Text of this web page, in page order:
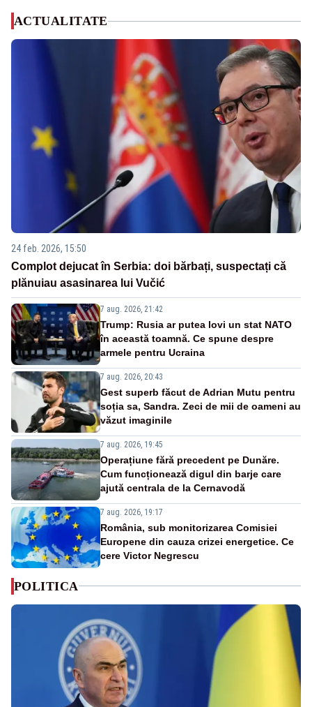
ACTUALITATE
24 feb. 2026, 15:50
Complot dejucat în Serbia: doi bărbați, suspectați că
plănuiau asasinarea lui Vučić
7 aug. 2026, 21:42
Trump: Rusia ar putea lovi un stat NATO
în această toamnă. Ce spune despre
armele pentru Ucraina
7 aug. 2026, 20:43
Gest superb făcut de Adrian Mutu pentru
soția sa, Sandra. Zeci de mii de oameni au
văzut imaginile
7 aug. 2026, 19:45
Operațiune fără precedent pe Dunăre.
Cum funcționează digul din barje care
ajută centrala de la Cernavodă
7 aug. 2026, 19:17
România, sub monitorizarea Comisiei
Europene din cauza crizei energetice. Ce
cere Victor Negrescu
POLITICA